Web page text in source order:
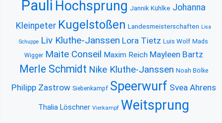
Pauli Hochsprung Jannik Kühlke Johanna
Kleinpeter Kugelstoßen Landesmeisterschaften Lisa
Schuppe Liv Kluthe-Janssen Lora Tietz Luis Wolf Mads
Wigger Maite Conseil Maxim Reich Mayleen Bartz
Merle Schmidt Nike Kluthe-Janssen Noah Bölke
Philipp Zastrow Siebenkampf Speerwurf Svea Ahrens
Thalia Löschner Vierkampf Weitsprung